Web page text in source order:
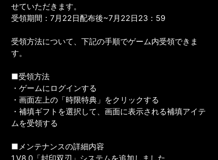
せていただきます。
受領期間：7月22日配布後~7月22日23：59
受領方法について、下記の手順でゲーム内受領できま
す。
■受領方法
・ゲームにログインする
・画面左上の「時限特典」をクリックする
・補填ギフトを選択して、画面に表示される補填アイテ
ムを受領する
■メンテナンスの詳細内容
1.V8.0「封印双刃」システムを追加しました